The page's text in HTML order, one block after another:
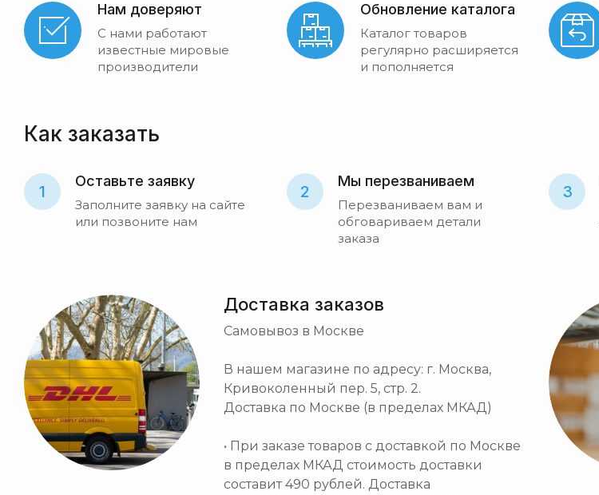
Нам доверяют
С нами работают
известные мировые
производители
Обновление каталога
Каталог товаров
регулярно расширяется
и пополняется
Как заказать
1
Оставьте заявку
Заполните заявку на сайте
или позвоните нам
2
Мы перезваниваем
Перезваниваем вам и
обговариваем детали
заказа
3
Доставка заказов
Самовывоз в Москве
В нашем магазине по адресу: г. Москва,
Кривоколенный пер. 5, стр. 2.
Доставка по Москве (в пределах МКАД)
• При заказе товаров с доставкой по Москве
в пределах МКАД стоимость доставки
составит 490 рублей. Доставка